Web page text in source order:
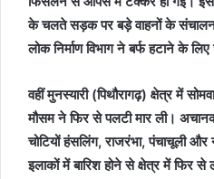
के चलते सड़क पर बड़े वाहनों के
लोक निर्माण विभाग ने बर्फ हटाने के
वहीं मुनस्यारी (पिथौरागढ़) क्षेत्र में
मौसम ने फिर से पलटी मार ली।
चोटियों हंसलिंग, राजरंभा, पंचाचूली और
इलाकों में बारिश होने से क्षेत्र में फिर